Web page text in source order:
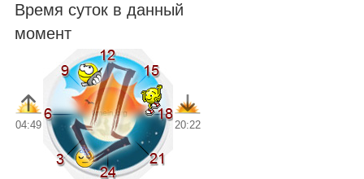
Время суток в данный
момент
04:49 20:22